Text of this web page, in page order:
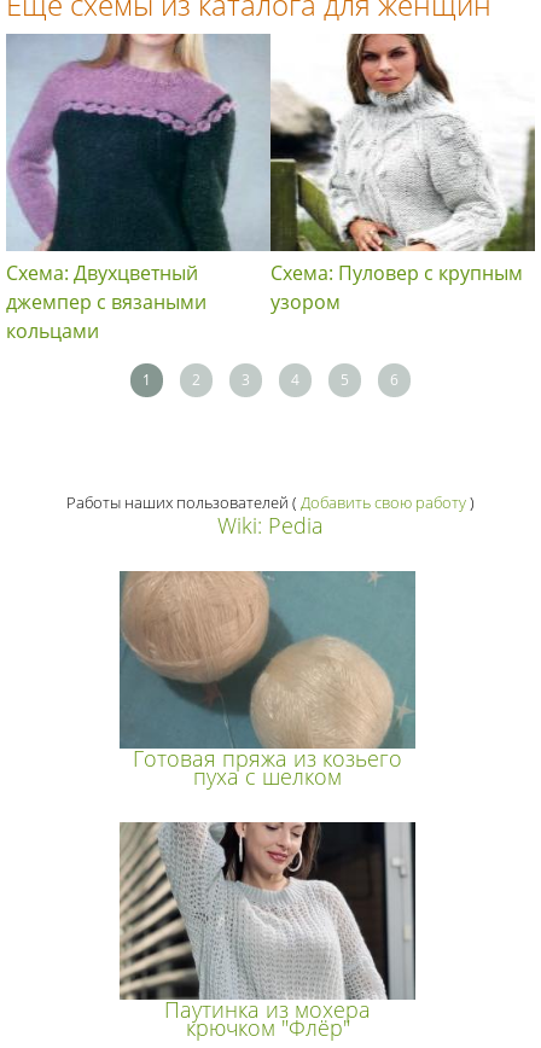
Схема: Двухцветный
джемпер с вязаными
кольцами
Схема: Пуловер с крупным
узором
1 2 3 4 5 6
Работы наших пользователей ( Добавить свою работу)
Wiki: Pedia
Готовая пряжа из козьего
пуха с шелком
Паутинка из мохера
крючком "Флёр"